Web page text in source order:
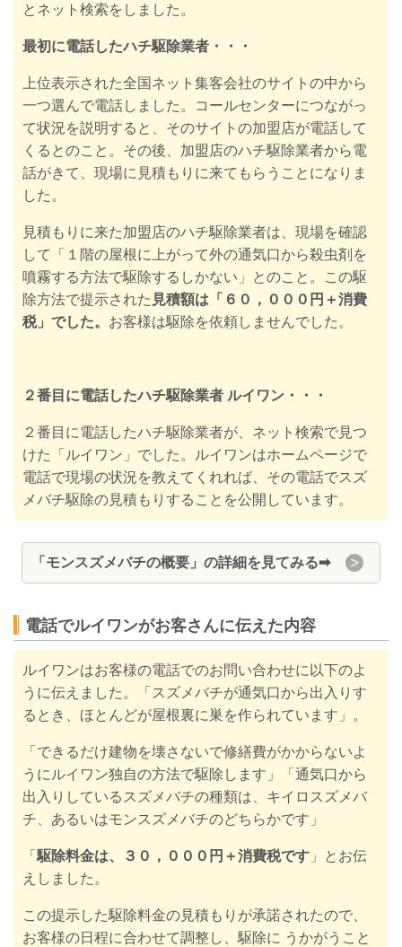
とネット検索をしました。
最初に電話したハチ駆除業者・・・
上位表示された全国ネット集客会社のサイトの中から
一つ選んで電話しました。コールセンターにつながっ
て状況を説明すると、そのサイトの加盟店が電話して
くるとのこと。その後、加盟店のハチ駆除業者から電
話がきて、現場に 見積もりに来てもらうことになりま
した。
見積もりに来た加盟店のハチ駆除業者は、現場を確認
して「１階の屋根に上がって外の通気口から殺虫剤を
噴霧する方法で駆除するしかない」とのこと。この駆
除方法で提示された 見積額は「６０，０００円＋消費
税」でした。 お客様は駆除を依頼しませんでした。
２番目に電話したハチ駆除業者 ルイワン・・・
２番目に電話したハチ駆除業者が、ネット検索で見つ
けた「ルイワン」でした。ルイワンはホームページで
電話で現場の状況を教えてくれれば、その電話でスズ
メバチ駆除の見積もりすることを公開しています。
「モンスズメバチの概要」の詳細を見てみる➡
電話でルイワンがお客さんに伝えた内容
ルイワンはお客様の電話でのお問い合わせに以下のよ
うに伝えました。「スズメバチが通気口から出入りす
るとき、ほとんどが屋根裏に巣を作られています」。
「できるだけ建物を壊さないで修繕費がかからないよ
うにルイワン独自の方法で駆除します」「通気口から
出入りしているスズメバチの種類は、キイロスズメバ
チ、あるいはモンスズメバチのどちらかです」
「 駆除料金は、３０，０００円＋消費税です 」
とお伝
えしました。
この提示した駆除料金の見積もりが承諾されたので、
お客様の日程に合わせて調整し、駆除に うかがうこと